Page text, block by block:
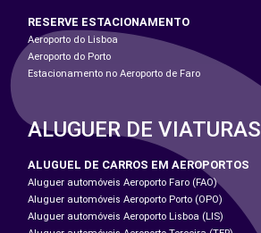
RESERVE ESTACIONAMENTO
Aeroporto do Lisboa
Aeroporto do Porto
Estacionamento no Aeroporto de Faro
ALUGUER DE VIATURAS
ALUGUEL DE CARROS EM AEROPORTOS
Aluguer automóveis Aeroporto Faro (FAO)
Aluguer automóveis Aeroporto Porto (OPO)
Aluguer automóveis Aeroporto Lisboa (LIS)